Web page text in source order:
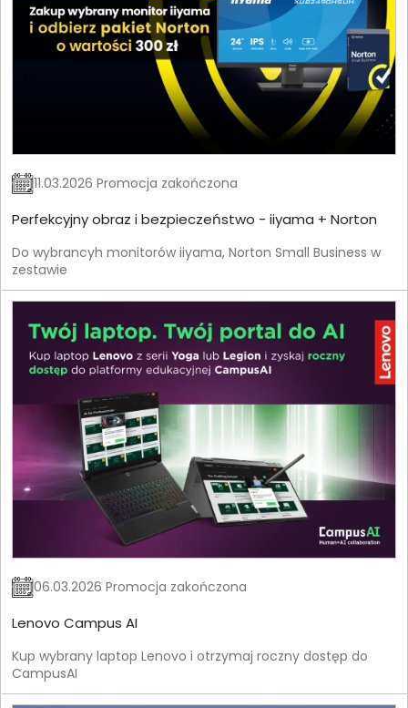
11.03.2026 Promocja zakończona
Perfekcyjny obraz i bezpieczeństwo - iiyama + Norton
Do wybrancyh monitorów iiyama, Norton Small Business w
zestawie
06.03.2026 Promocja zakończona
Lenovo Campus AI
Kup wybrany laptop Lenovo i otrzymaj roczny dostęp do
CampusAI